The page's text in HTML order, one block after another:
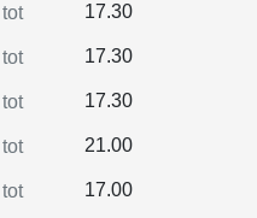
tot 17.30
tot 17.30
tot 17.30
tot 21.00
tot 17.00